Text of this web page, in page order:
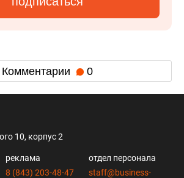
Комментарии 0
10, корпус 2
реклама
8 (843) 203-48-47
отдел персонала
staff@business-